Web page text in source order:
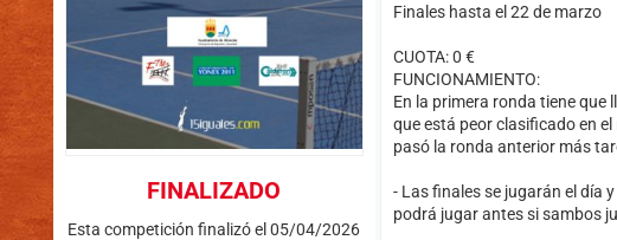
FINALIZADO
Esta competición finalizó el 05/04/2026
Finales hasta el 22 de marzo
CUOTA: 0 €
FUNCIONAMIENTO:
En la primera ronda tiene que
que está peor clasificado en
pasó la ronda anterior más
- Las finales se jugarán el día
podrá jugar antes si sambos